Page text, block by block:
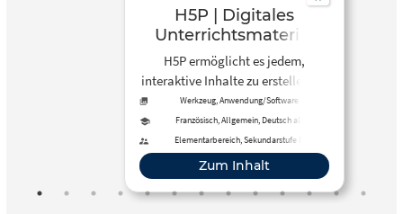
H5P | Digitales
Unterrichtsmaterial
erstellen
H5P ermöglicht es jedem,
interaktive Inhalte zu erstellen, zu
teilen und wiederzuverwenden.
Werkzeug, Anwendung/Software
Französisch, Allgemein, Deutsch als
Elementarbereich, Sekundarstufe I,
Sekundarstufe II, Förderschule, Primarstufe,
Berufliche Bildung, Erwachsenenbildung
Zum Inhalt